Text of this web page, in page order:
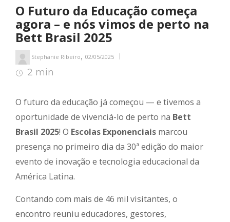
O Futuro da Educação começa
agora – e nós vimos de perto na
Bett Brasil 2025
Stephanie Ribeiro, 02/05/2025
2 min
O futuro da educação já começou — e tivemos a
oportunidade de vivenciá-lo de perto na Bett
Brasil 2025! O Escolas Exponenciais marcou
presença no primeiro dia da 30ª edição do maior
evento de inovação e tecnologia educacional da
América Latina.
Contando com mais de 46 mil visitantes, o
encontro reuniu educadores, gestores,